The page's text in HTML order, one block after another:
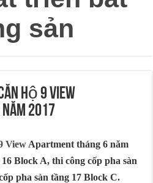
hộ 9 View
2017
View Apartment tháng 6 năm
Block A, thi công cốp pha sàn
pha sàn tầng 17 Block C.